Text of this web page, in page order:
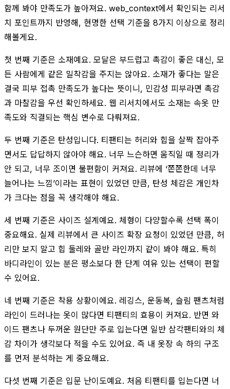
함께 봐야 만족도가 높아져요. web_context에서 확인되는 리서
치 포인트까지 반영해, 현명한 선택 기준을 8가지 이상으로 정리
해볼게요.
첫 번째 기준은 소재예요. 모달은 부드럽고 촉감이 좋은 대신, 모
든 사람에게 같은 밀착감을 주지는 않아요. 소재가 좋다는 말은
결국 피부 접촉 만족도가 높다는 뜻이니, 민감성 피부라면 촉감
과 마찰감을 우선 확인하세요. 웹 리서치에서도 소재는 속옷 만
족도와 직결되는 핵심 변수로 다뤄져요.
두 번째 기준은 탄성입니다. 티팬티는 허리와 힙을 살짝 잡아주
면서도 답답하지 않아야 해요. 너무 느슨하면 움직일 때 정리가
안 되고, 너무 조이면 불편함이 커져요. 리뷰에 ‘쫀쫀한데 너무
늘어나는 느낌’이라는 표현이 있었던 만큼, 탄성 체감은 개인차
가 크다는 점을 꼭 생각해야 해요.
세 번째 기준은 사이즈 설계예요. 체형이 다양할수록 선택 폭이
중요해요. 실제 리뷰에서 큰 사이즈 확장 요청이 있었던 만큼, 허
리만 보지 말고 힙 둘레와 골반 라인까지 같이 봐야 해요. 특히
바디라인이 있는 분은 평소보다 한 단계 여유 있는 선택이 편할
수 있어요.
네 번째 기준은 착용 상황이에요. 레깅스, 운동복, 슬림 팬츠처럼
라인이 드러나는 옷이 많다면 티팬티의 효용이 커져요. 반면 와
이드 팬츠나 두꺼운 원단만 주로 입는다면 일반 삼각팬티와의 체
감 차이가 생각보다 적을 수도 있어요. 즉 내 옷장 속 하의 구조
를 먼저 분석하는 게 중요해요.
다섯 번째 기준은 입문 난이도예요. 처음 티팬티를 입는다면 너